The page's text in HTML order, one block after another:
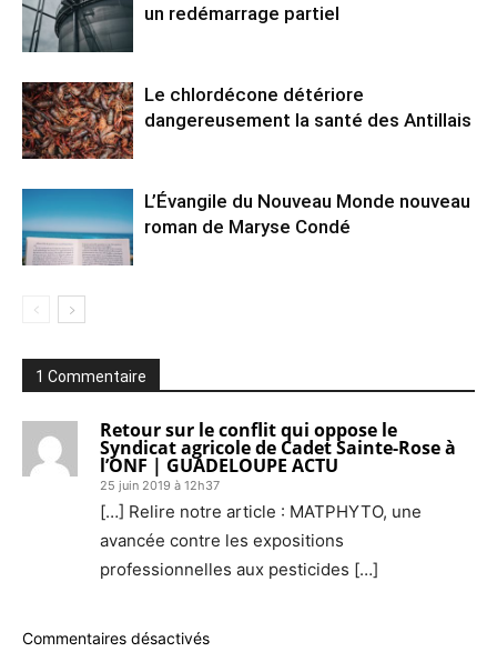
un redémarrage partiel
Le chlordécone détériore
dangereusement la santé des Antillais
L’Évangile du Nouveau Monde nouveau
roman de Maryse Condé
1 Commentaire
Retour sur le conflit qui oppose le
Syndicat agricole de Cadet Sainte-Rose à
l’ONF | GUADELOUPE ACTU
25 juin 2019 à 12h37
[…] Relire notre article : MATPHYTO, une
avancée contre les expositions
professionnelles aux pesticides […]
Commentaires désactivés